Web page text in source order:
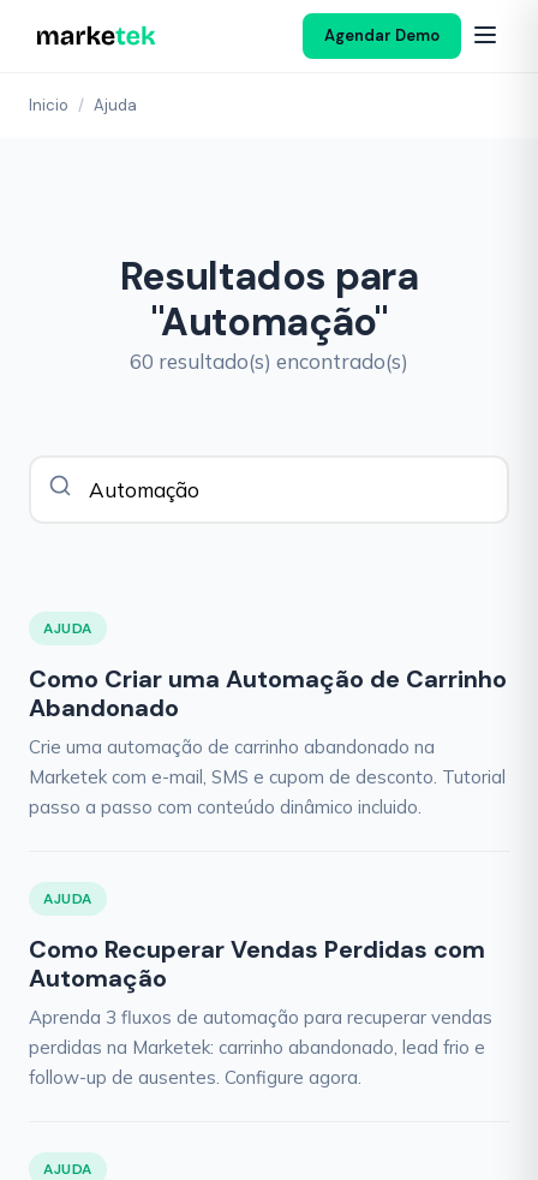
Agendar Demo
Inicio / Ajuda
Resultados para
"Automação"
60 resultado(s) encontrado(s)
AJUDA
Como Criar uma Automação de Carrinho
Abandonado
Crie uma automação de carrinho abandonado na
Marketek com e-mail, SMS e cupom de desconto. Tutorial
passo a passo com conteúdo dinâmico incluido.
AJUDA
Como Recuperar Vendas Perdidas com
Automação
Aprenda 3 fluxos de automação para recuperar vendas
perdidas na Marketek: carrinho abandonado, lead frio e
follow-up de ausentes. Configure agora.
AJUDA